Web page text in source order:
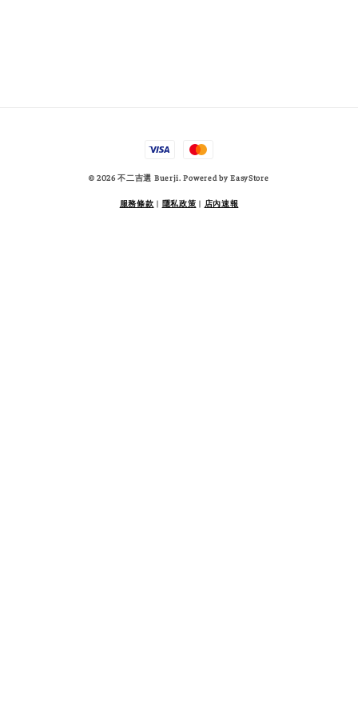
© 2026 不二吉選 Buerji. Powered byEasyStore
服務條款 | 隱私政策 | 店內速報